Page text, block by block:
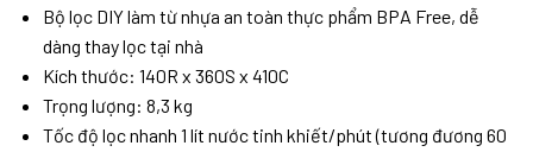
Bộ lọc DIY làm từ nhựa an toàn thực phẩm BPA Free, dễ
dàng thay lọc tại nhà
Kích thước: 140R x 360S x 410C
Trọng lượng: 8,3 kg
Tốc độ lọc nhanh 1 lít nước tinh khiết/phút (tương đương 60